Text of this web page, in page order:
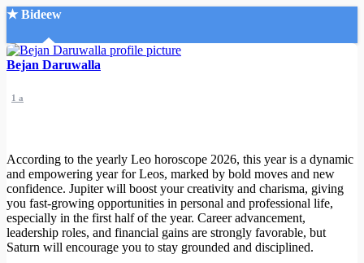
★ Bideew
Accueil
Recherche Avancée
Mon compte
Connexion
Créer un compte
Mode nuit
Bejan Daruwalla
1 a
According to the yearly Leo horoscope 2026, this year is a dynamic
and empowering year for Leos, marked by bold moves and new
confidence. Jupiter will boost your creativity and charisma, giving
you fast-growing opportunities in personal and professional life,
especially in the first half of the year. Career advancement,
leadership roles, and financial gains are strongly favorable, but
Saturn will encourage you to stay grounded and disciplined.